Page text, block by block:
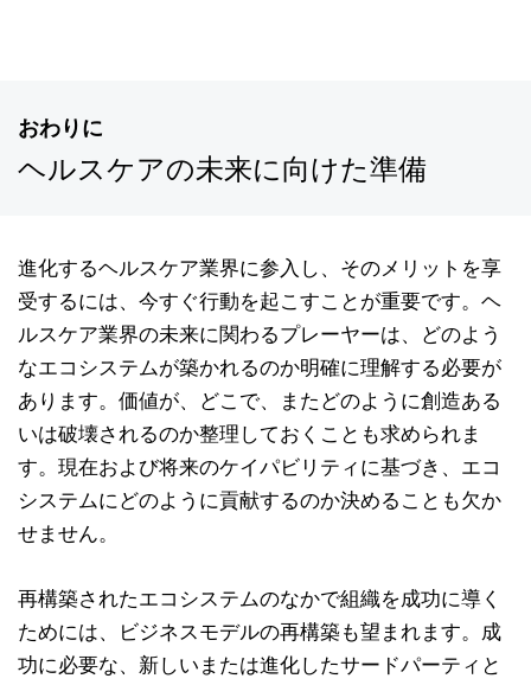
おわりに
ヘルスケアの未来に向けた準備
進化するヘルスケア業界に参入し、そのメリットを享
受するには、今すぐ行動を起こすことが重要です。ヘ
ルスケア業界の未来に関わるプレーヤーは、どのよう
なエコシステムが築かれるのか明確に理解する必要が
あります。価値が、どこで、またどのように創造ある
いは破壊されるのか整理しておくことも求められま
す。現在および将来のケイパビリティに基づき、エコ
システムにどのように貢献するのか決めることも欠か
せません。
再構築されたエコシステムのなかで組織を成功に導く
ためには、ビジネスモデルの再構築も望まれます。成
功に必要な、新しいまたは進化したサードパーティと